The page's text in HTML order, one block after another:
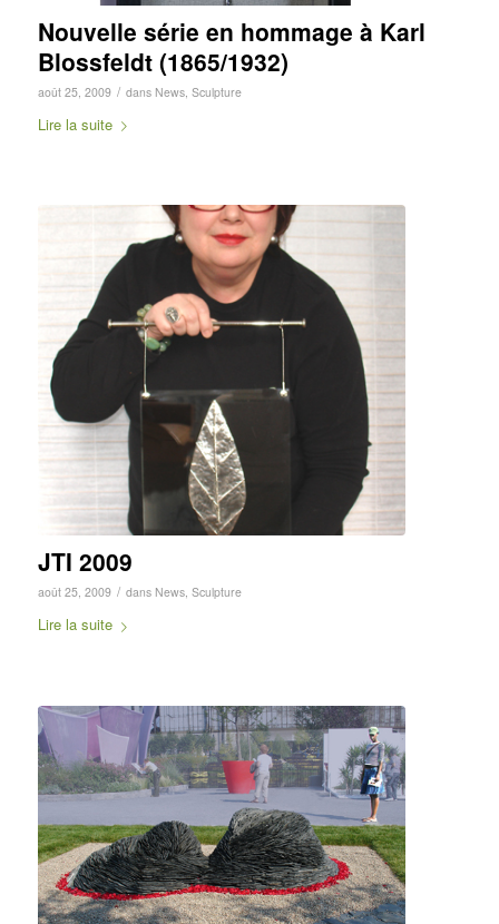
Nouvelle série en hommage à Karl
Blossfeldt (1865/1932)
août 25, 2009 / dans News, Sculpture
Lire la suite
JTI 2009
août 25, 2009 / dans News, Sculpture
Lire la suite